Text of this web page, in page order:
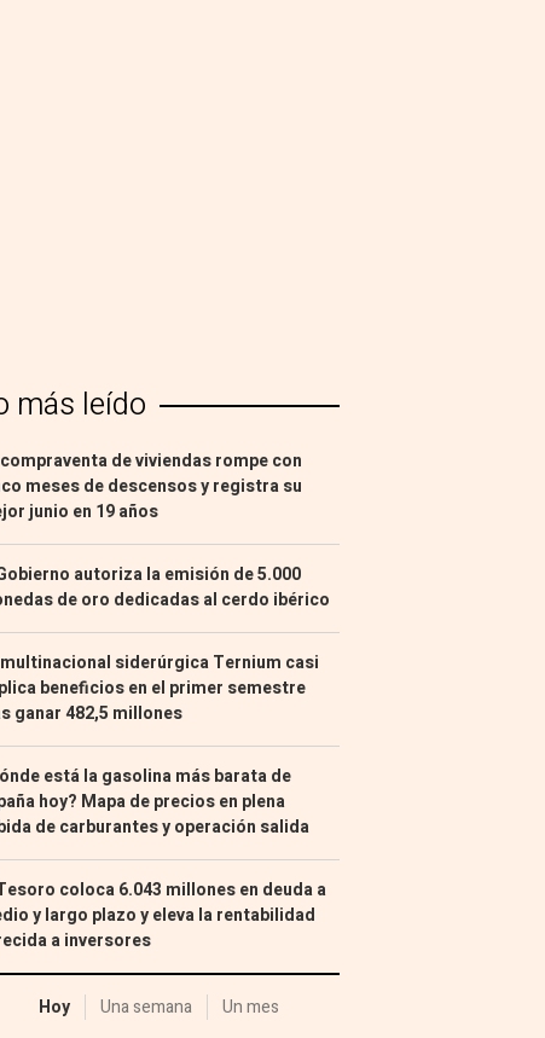
más leído
de viviendas rompe con
meses de descensos y registra su
junio en 19 años
autoriza la emisión de 5.000
de oro dedicadas al cerdo ibérico
siderúrgica Ternium casi
beneficios en el primer semestre
ganar 482,5 millones
está la gasolina más barata de
hoy? Mapa de precios en plena
de carburantes y operación salida
coloca 6.043 millones en deuda a
y largo plazo y eleva la rentabilidad
a inversores
Hoy Una semana Un mes